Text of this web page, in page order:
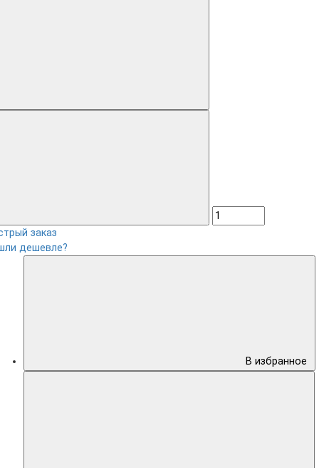
заказ
дешевле?
В избранное